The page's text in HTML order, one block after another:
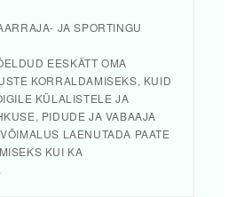
JA SPORTINGU
EESKÄTT OMA
KORRALDAMISEKS, KUID
KÜLALISTELE JA
PIDUDE JA VABAAJA
LAENUTADA PAATE
KUI KA